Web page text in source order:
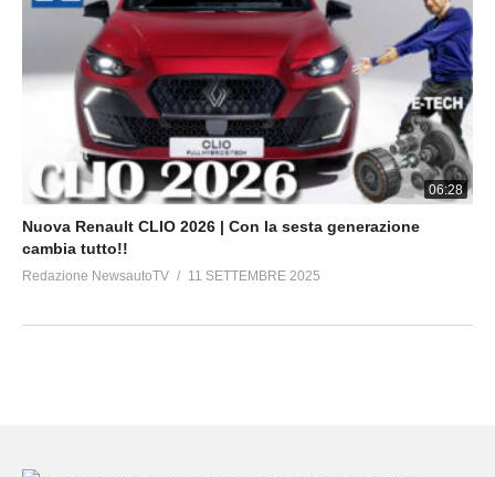
06:28
Nuova Renault CLIO 2026 | Con la sesta generazione
cambia tutto!!
Redazione NewsautoTV 11 SETTEMBRE 2025